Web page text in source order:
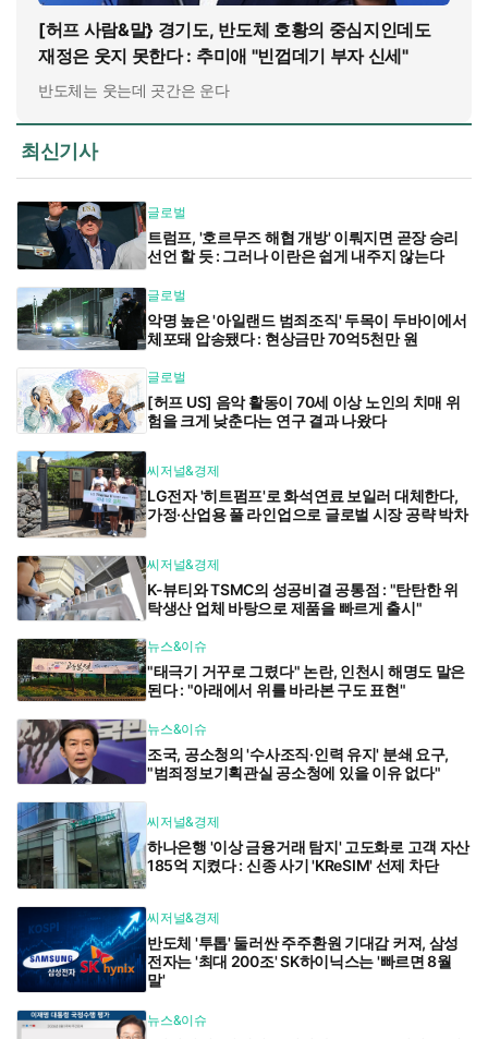
[허프 사람&말} 경기도, 반도체 호황의 중심지인데도
재정은 웃지 못한다 : 추미애 "빈껍데기 부자 신세"
반도체는 웃는데 곳간은 운다
최신기사
글로벌
트럼프, '호르무즈 해협 개방' 이뤄지면 곧장 승리
선언 할 듯 : 그러나 이란은 쉽게 내주지 않는다
글로벌
악명 높은 '아일랜드 범죄조직' 두목이 두바이에서
체포돼 압송됐다 : 현상금만 70억5천만 원
글로벌
[허프 US] 음악 활동이 70세 이상 노인의 치매 위
험을 크게 낮춘다는 연구 결과 나왔다
씨저널&경제
LG전자 '히트펌프'로 화석연료 보일러 대체한다,
가정·산업용 풀 라인업으로 글로벌 시장 공략 박차
씨저널&경제
K-뷰티와 TSMC의 성공비결 공통점 : "탄탄한 위
탁생산 업체 바탕으로 제품을 빠르게 출시"
뉴스&이슈
"태극기 거꾸로 그렸다" 논란, 인천시 해명도 말은
된다 : "아래에서 위를 바라본 구도 표현"
뉴스&이슈
조국, 공소청의 '수사조직·인력 유지' 분쇄 요구,
"범죄정보기획관실 공소청에 있을 이유 없다"
씨저널&경제
하나은행 '이상 금융거래 탐지' 고도화로 고객 자산
185억 지켰다 : 신종 사기 'KReSIM' 선제 차단
씨저널&경제
반도체 '투톱' 둘러싼 주주환원 기대감 커져, 삼성
전자는 '최대 200조' SK하이닉스는 '빠르면 8월
말'
뉴스&이슈